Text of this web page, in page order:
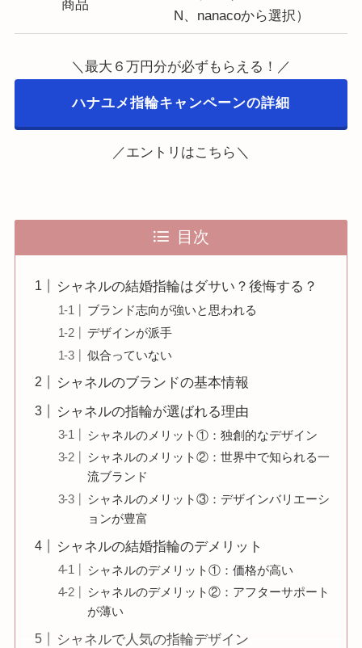
商品
N、nanacoから選択）
＼最大６万円分が必ずもらえる！／
ハナユメ指輪キャンペーンの詳細
／エントリはこちら＼
目次
シャネルの結婚指輪はダサい？後悔する？
ブランド志向が強いと思われる
デザインが派手
似合っていない
シャネルのブランドの基本情報
シャネルの指輪が選ばれる理由
シャネルのメリット①：独創的なデザイン
シャネルのメリット②：世界中で知られる一
流ブランド
シャネルのメリット③：デザインバリエーシ
ョンが豊富
シャネルの結婚指輪のデメリット
シャネルのデメリット①：価格が高い
シャネルのデメリット②：アフターサポート
が薄い
シャネルで人気の指輪デザイン